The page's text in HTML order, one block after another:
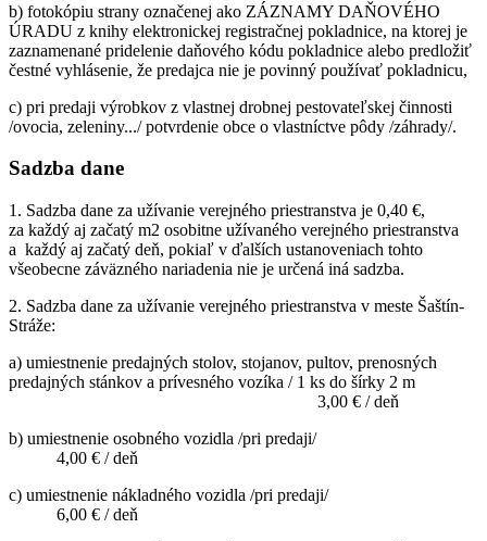
b) fotokópiu strany označenej ako ZÁZNAMY DAŇOVÉHO
ÚRADU z knihy elektronickej registračnej pokladnice, na ktorej je
zaznamenané pridelenie daňového kódu pokladnice alebo predložiť
čestné vyhlásenie, že predajca nie je povinný používať pokladnicu,
c) pri predaji výrobkov z vlastnej drobnej pestovateľskej činnosti
/ovocia, zeleniny.../ potvrdenie obce o vlastníctve pôdy /záhrady/.
Sadzba dane
1. Sadzba dane za užívanie verejného priestranstva je 0,40 €,
za každý aj začatý m2 osobitne užívaného verejného priestranstva
a každý aj začatý deň, pokiaľ v ďalších ustanoveniach tohto
všeobecne záväzného nariadenia nie je určená iná sadzba.
2. Sadzba dane za užívanie verejného priestranstva v meste Šaštín-
Stráže:
a) umiestnenie predajných stolov, stojanov, pultov, prenosných
predajných stánkov a prívesného vozíka / 1 ks do šírky 2 m
3,00 € / deň
b) umiestnenie osobného vozidla /pri predaji/
4,00 € / deň
c) umiestnenie nákladného vozidla /pri predaji/
6,00 € / deň